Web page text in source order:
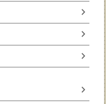
chevron_right
chevron_right
chevron_right
chevron_right